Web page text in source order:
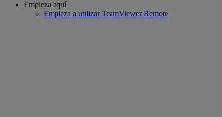
Empieza aquí
Empieza a utilizar TeamViewer Remote